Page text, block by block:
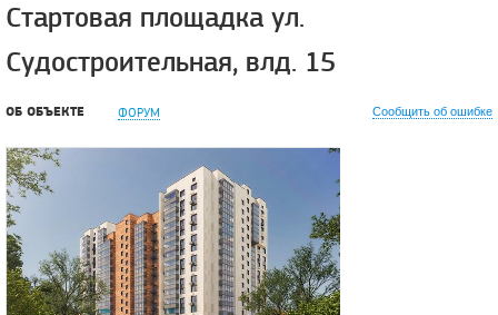
Стартовая площадка ул.
Судостроительная, влд. 15
ОБ ОБЪЕКТЕ ФОРУМ Сообщить об ошибке